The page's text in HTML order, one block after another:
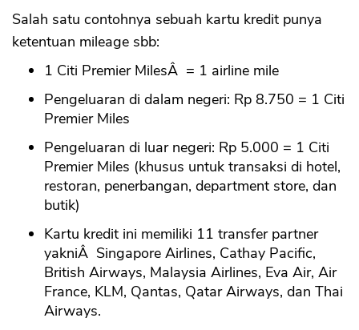
Salah satu contohnya sebuah kartu kredit punya
ketentuan mileage sbb:
1 Citi Premier MilesÂ = 1 airline mile
Pengeluaran di dalam negeri: Rp 8.750 = 1 Citi
Premier Miles
Pengeluaran di luar negeri: Rp 5.000 = 1 Citi
Premier Miles (khusus untuk transaksi di hotel,
restoran, penerbangan, department store, dan
butik)
Kartu kredit ini memiliki 11 transfer partner
yakniÂ Singapore Airlines, Cathay Pacific,
British Airways, Malaysia Airlines, Eva Air, Air
France, KLM, Qantas, Qatar Airways, dan Thai
Airways.